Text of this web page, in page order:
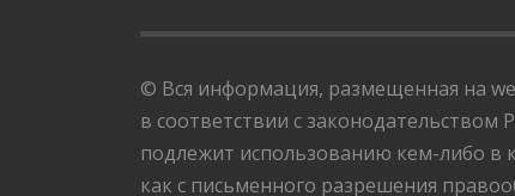
© Вся информация, размещенная на
в соответствии с
подлежит использованию кем-либо в
как с письменного разрешения